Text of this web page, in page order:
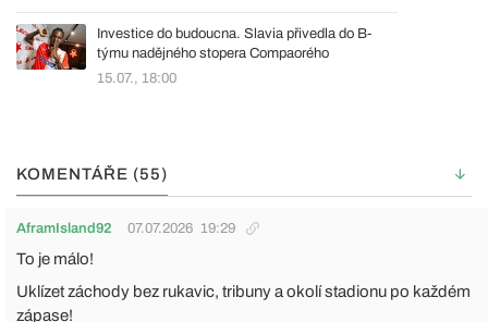
Investice do budoucna. Slavia přivedla do B-
týmu nadějného stopera Compaorého
15.07., 18:00
KOMENTÁŘE (55)
AframIsland92 07.07.2026 19:29
To je málo!
Uklízet záchody bez rukavic, tribuny a okolí stadionu po každém
zápase!